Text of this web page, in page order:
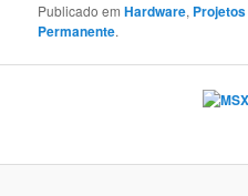
Publicado emHardware, Projetos
Permanente.